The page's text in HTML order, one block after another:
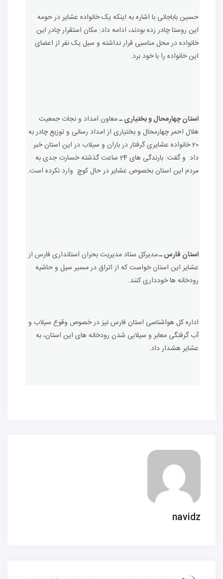
حسین باباجانی با اشاره به اینکه یک خانواده عشایر در حومه
این روستا چادر زده بودند، ادامه داد: مکان استقرار چادر این
خانواده در محل مناسبی قرار نداشته و سیل یک نفر از اعضای
این خانواده را با خود برد.
استان چهارمحال و بختیاری ـمعاون امداد و نجات جمعیت
هلال احمر چهارمحال و بختیاری از امداد رسانی و توزیع چادر به
20 خانواده عشایری گرفتار در باران و سیلاب در این استان خبر
داد و گفت: بارندگی های 24 ساعت گذشته خسارت جدی به
مردم این استان بخصوص عشایر در حال کوچ وارد نکرده است.
استان فارس ـمدیرکل ستاد مدیریت بحران استانداری فارس از
عشایر این استان خواست که از اتراق در مسیر سیل و حاشیه
رودخانه ها خودداری کنند.
اداره کل هواشناسی استان فارس نیز در خصوص وقوع سیلاب و
آب گرفتگی معابر و سیلابی شدن رودخانه های این استان، به
عشایر هشدار داد.
navidz